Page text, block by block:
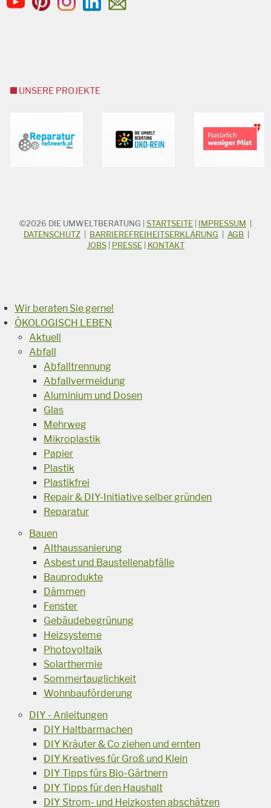
UNSERE PROJEKTE
STICHWORTSUCHE
Suchbegriff
©2026 DIE UMWELTBERATUNG STARTSEITE IMPRESSUM
DATENSCHUTZ
BARRIEREFREIHEITSERKLÄRUNG AGB
JOBS| PRESSE| KONTAKT
Wir beraten Sie gerne!
ÖKOLOGISCH LEBEN
Aktuell
Abfall
Abfalltrennung
Abfallvermeidung
Aluminium und Dosen
Glas
Mehrweg
Mikroplastik
Papier
Plastik
Plastikfrei
Repair & DIY-Initiative selber gründen
Reparatur
Bauen
Althaussanierung
Asbest und Baustellenabfälle
Bauprodukte
Dämmen
Fenster
Gebäudebegrünung
Heizsysteme
Photovoltaik
Solarthermie
Sommertauglichkeit
Wohnbauförderung
DIY - Anleitungen
DIY Haltbarmachen
DIY Kräuter & Co ziehen und ernten
DIY Kreatives für Groß und Klein
DIY Tipps fürs Bio-Gärtnern
DIY Tipps für den Haushalt
DIY Strom- und Heizkosten abschätzen